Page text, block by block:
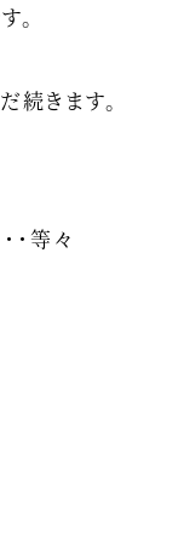
。
続きます。
・等々